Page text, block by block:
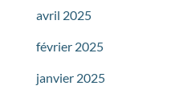
avril 2025
février 2025
janvier 2025